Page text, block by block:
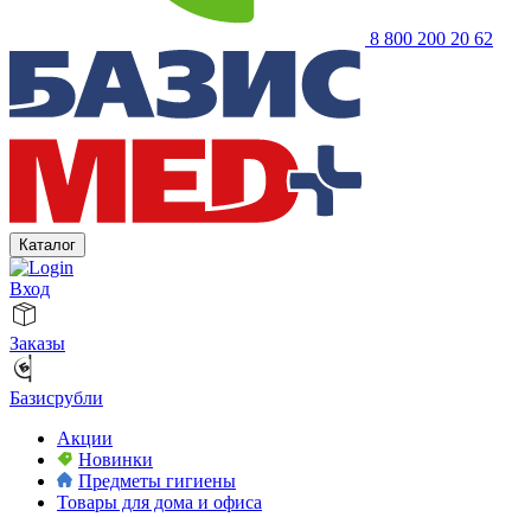
8 800 200 20 62
Каталог
Вход
Заказы
Базисрубли
Акции
Новинки
Предметы гигиены
Товары для дома и офиса